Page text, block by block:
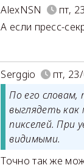
AlexNSN
пт,
А если пресс-
Serggio
пт,
По его словам,
выглядеть как
пикселей. При
видимыми.
Точно так же